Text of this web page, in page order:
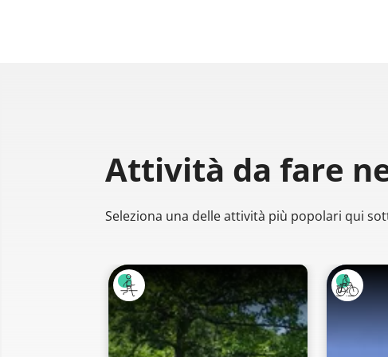
Attività da fare
Seleziona una delle attività più popolari qui